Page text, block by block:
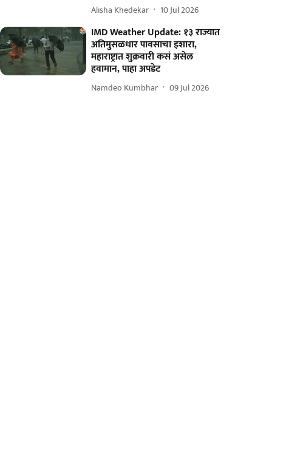
Alisha Khedekar 10 Jul 2026
IMD Weather Update: १३ राज्यात
अतिमुसळधार पावसाचा इशारा,
महाराष्ट्रात शुक्रवारी कसं असेल
हवामान, पाहा अपडेट
Namdeo Kumbhar 09 Jul 2026